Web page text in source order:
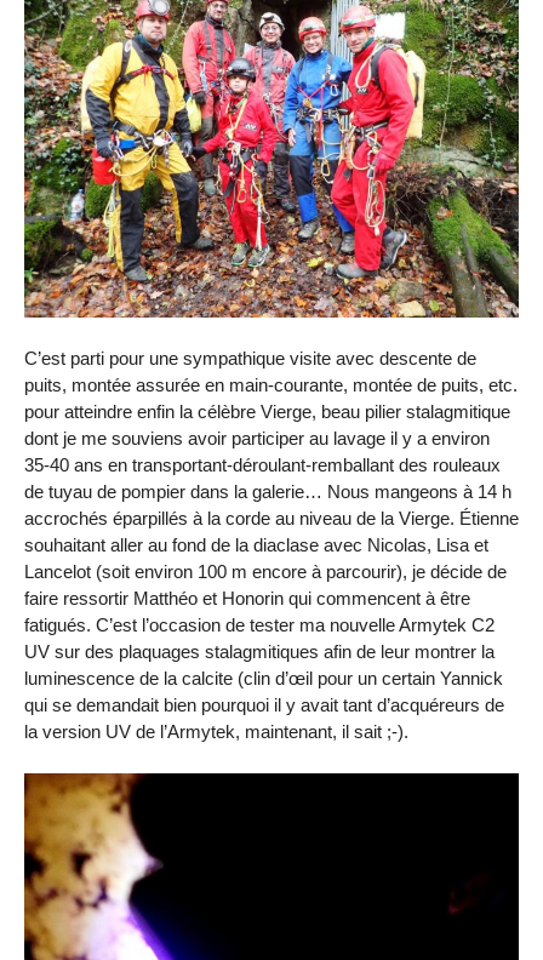
C’est parti pour une sympathique visite avec descente de
puits, montée assurée en main-courante, montée de puits, etc.
pour atteindre enfin la célèbre Vierge, beau pilier stalagmitique
dont je me souviens avoir participer au lavage il y a environ
35‑40 ans en transportant-déroulant-remballant des rouleaux
de tuyau de pompier dans la galerie… Nous mangeons à 14 h
accrochés éparpillés à la corde au niveau de la Vierge. Étienne
souhaitant aller au fond de la diaclase avec Nicolas, Lisa et
Lancelot (soit environ 100 m encore à parcourir), je décide de
faire ressortir Matthéo et Honorin qui commencent à être
fatigués. C’est l’occasion de tester ma nouvelle Armytek C2
UV sur des plaquages stalagmitiques afin de leur montrer la
luminescence de la calcite (clin d’œil pour un certain Yannick
qui se demandait bien pourquoi il y avait tant d’acquéreurs de
la version UV de l’Armytek, maintenant, il sait ;‑).